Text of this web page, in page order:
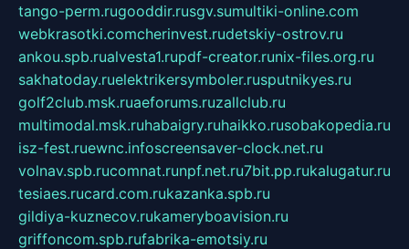
tango-perm.rugooddir.rusgv.sumultiki-online.com
webkrasotki.comcherinvest.rudetskiy-ostrov.ru
ankou.spb.rualvesta1.rupdf-creator.runix-files.org.ru
sakhatoday.ruelektrikersymboler.rusputnikyes.ru
golf2club.msk.ruaeforums.ruzallclub.ru
multimodal.msk.ruhabaigry.ruhaikko.rusobakopedia.ru
isz-fest.ruewnc.infoscreensaver-clock.net.ru
volnav.spb.rucomnat.runpf.net.ru7bit.pp.rukalugatur.ru
tesiaes.rucard.com.rukazanka.spb.ru
gildiya-kuznecov.rukameryboavision.ru
griffoncom.spb.rufabrika-emotsiy.ru